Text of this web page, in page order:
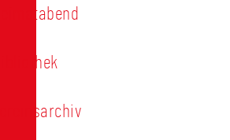
Heimatabend
Bibliothek
Vereinsarchiv